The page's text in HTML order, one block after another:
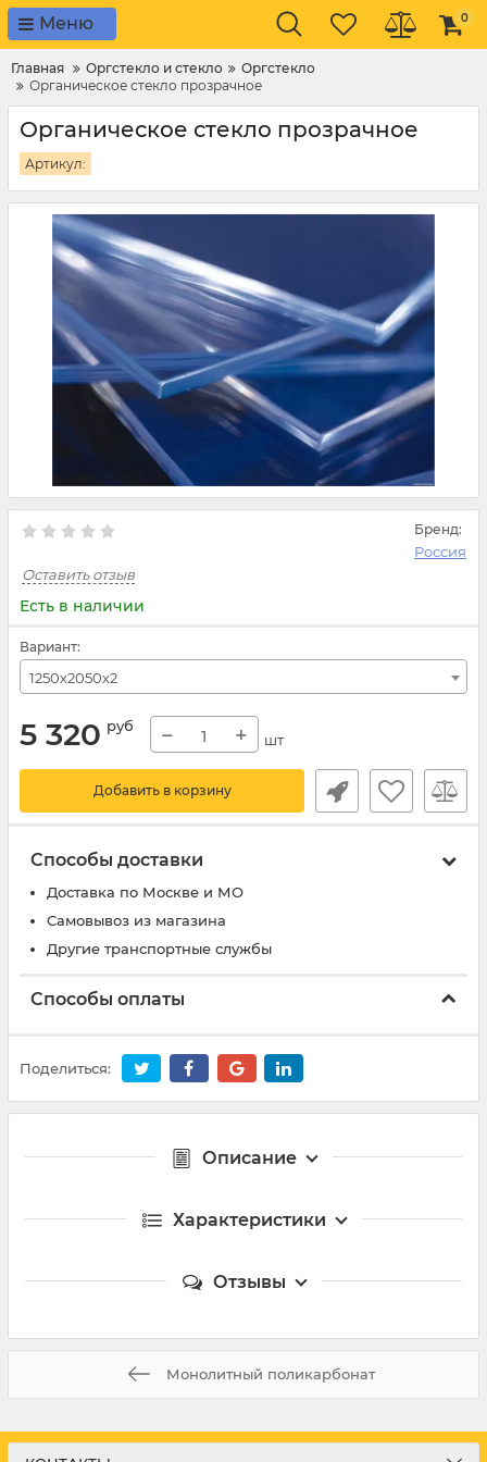
Меню 0
Главная Оргстекло и стекло
Оргстекло
Органическое стекло прозрачное
Органическое стекло прозрачное
Артикул:
Бренд:
Россия
Оставить отзыв
Есть в наличии
Вариант:
1250х2050х2
5 320 руб − + шт
Добавить в корзину
Способы доставки
Доставка по Москве и МО
Самовывоз из магазина
Другие транспортные службы
Способы оплаты
Поделиться:
Описание
Характеристики
Отзывы
Монолитный поликарбонат